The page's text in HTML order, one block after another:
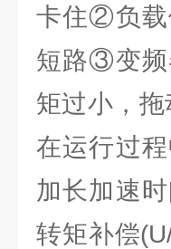
卡住②负载
短路③变频
矩过小，
在运行过
加长加速
转矩补偿